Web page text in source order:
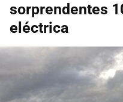
sorprendentes
eléctrica